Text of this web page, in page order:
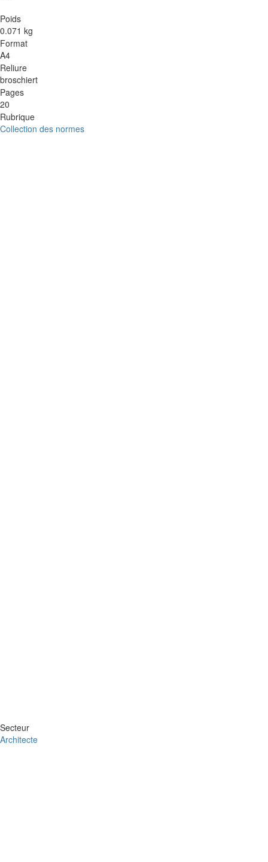
Poids
0.071 kg
Format
A4
Reliure
broschiert
Pages
20
Rubrique
Collection des normes
Secteur
Architecte